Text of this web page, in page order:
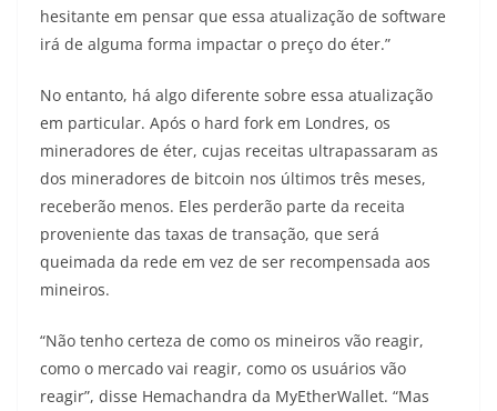
hesitante em pensar que essa atualização de software
irá de alguma forma impactar o preço do éter.”
No entanto, há algo diferente sobre essa atualização
em particular. Após o hard fork em Londres, os
mineradores de éter, cujas receitas ultrapassaram as
dos mineradores de bitcoin nos últimos três meses,
receberão menos. Eles perderão parte da receita
proveniente das taxas de transação, que será
queimada da rede em vez de ser recompensada aos
mineiros.
“Não tenho certeza de como os mineiros vão reagir,
como o mercado vai reagir, como os usuários vão
reagir”, disse Hemachandra da MyEtherWallet. “Mas